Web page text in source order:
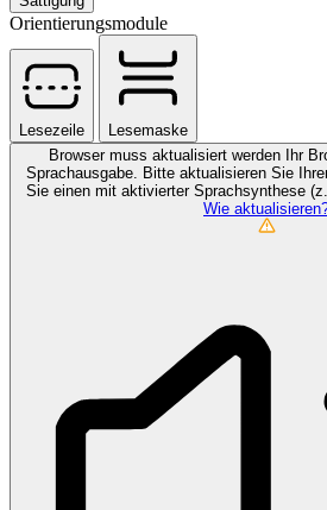
Orientierungsmodule
Lesezeile
Lesemaske
Browser muss aktualisiert werden
Ihr
Sprachausgabe. Bitte aktualisieren Sie
Sie einen mit aktivierter Sprachsynthese
Wie